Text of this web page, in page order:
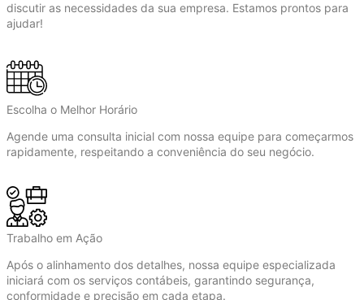
discutir as necessidades da sua empresa. Estamos prontos para
ajudar!
Escolha o Melhor Horário
Agende uma consulta inicial com nossa equipe para começarmos
rapidamente, respeitando a conveniência do seu negócio.
Trabalho em Ação
Após o alinhamento dos detalhes, nossa equipe especializada
iniciará com os serviços contábeis, garantindo segurança,
conformidade e precisão em cada etapa.